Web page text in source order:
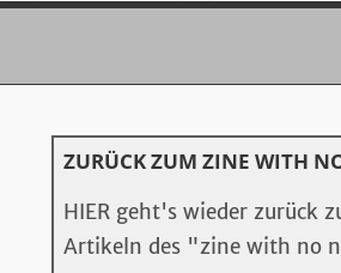
ZURÜCK ZUM ZINE WITH
HIER geht's wieder zurück
Artikeln des "zine with no